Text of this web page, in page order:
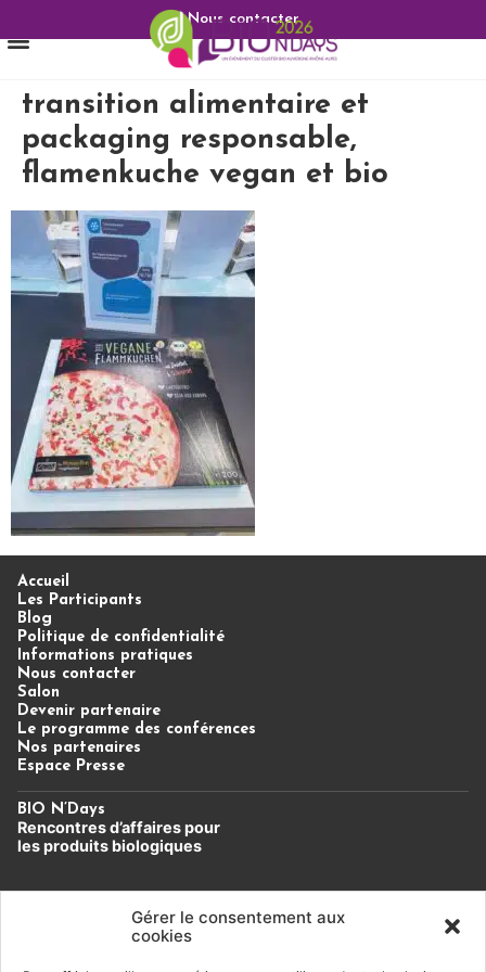
Gérer le consentement aux
cookies
Nous contacter
transition alimentaire et
packaging responsable,
flamenkuche vegan et bio
Accueil
Les Participants
Blog
Politique de confidentialité
Informations pratiques
Nous contacter
Salon
Devenir partenaire
Le programme des conférences
Nos partenaires
Espace Presse
BIO N’Days
Rencontres d’affairespour
les produits biologiques
Un évènement du Cluster Bio
Auvergne-Rhône-Alpes.